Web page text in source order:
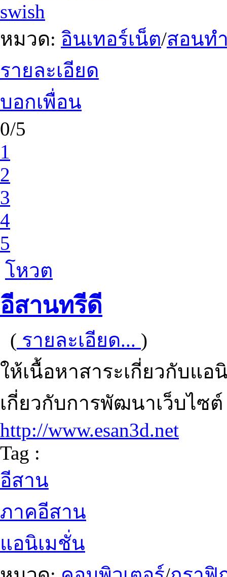
swish
หมวด: อินเทอร์เน็ต/สอนท
รายละเอียด
บอกเพื่อน
0/5
1
2
3
4
5
โหวต
อีสานทรีดี
( รายละเอียด... )
ให้เนื้อหาสาระเกี่ยวกับแ
เกี่ยวกับการพัฒนาเว็บไซ
http://www.esan3d.net
Tag :
อีสาน
ภาคอีสาน
แอนิเมชั่น